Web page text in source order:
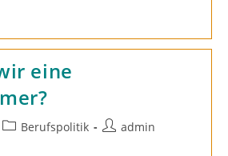
eine
Beitrags-
Berufspolitik
Beitrags-
admin